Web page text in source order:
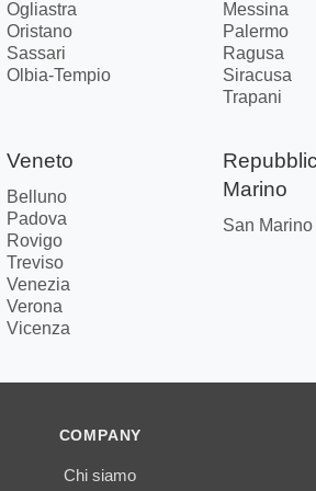
Ogliastra
Oristano
Sassari
Olbia-Tempio
Messina
Palermo
Ragusa
Siracusa
Trapani
Veneto
Belluno
Padova
Rovigo
Treviso
Venezia
Verona
Vicenza
Marino
San Marino
COMPANY
Chi siamo